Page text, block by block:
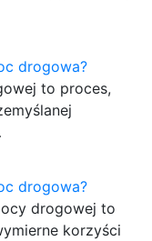
drogowa?
to proces,
drogowa?
drogowej to
korzyści